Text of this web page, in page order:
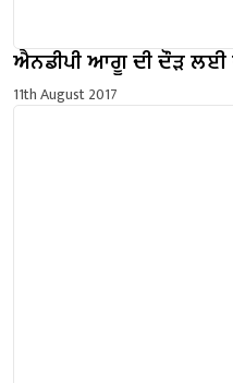
ਐਨਡੀਪੀ ਆਗੂ ਦੀ ਦੌੜ ਲਈ
11th August 2017